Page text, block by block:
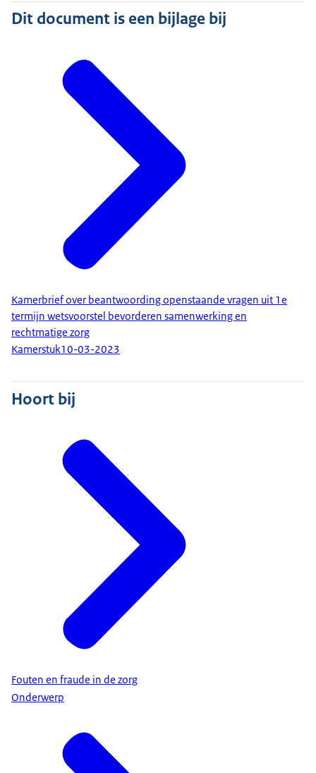
Dit document is een bijlage bij
Kamerbrief over beantwoording openstaande vragen uit 1e
termijn wetsvoorstel bevorderen samenwerking en
rechtmatige zorg
Kamerstuk10-03-2023
Hoort bij
Fouten en fraude in de zorg
Onderwerp